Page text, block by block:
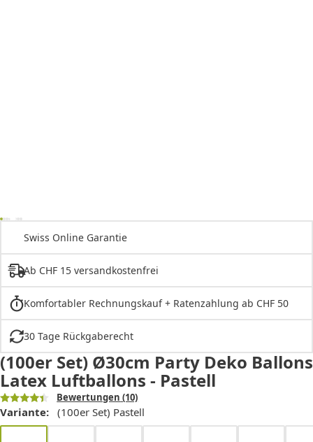
Swiss Online Garantie
Ab CHF 15 versandkostenfrei
Komfortabler Rechnungskauf + Ratenzahlung ab CHF 50
30 Tage Rückgaberecht
(100er Set) Ø30cm Party Deko Ballons
Latex Luftballons - Pastell
Bewertungen (10)
Variante: (100er Set) Pastell